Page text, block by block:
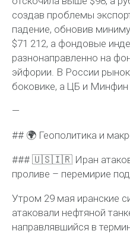
создав проблемы
падение, обновив
$71 212, а фондовые
разнонаправленно на
эйфории. В России
боковике, а ЦБ и Минфин
—
## 🌍 Геополитика и
### 🇺🇸🇮🇷 Иран
проливе – перемирие
Утром 29 мая иранские
атаковали нефтяной
направлявшийся в